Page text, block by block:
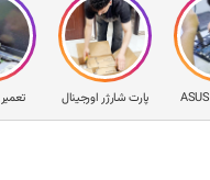
تعمیر Dell 1540 پارت شارژر اورجینال